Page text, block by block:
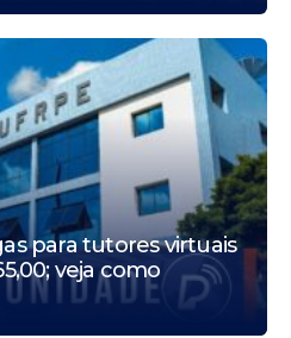
para tutores virtuais
veja como